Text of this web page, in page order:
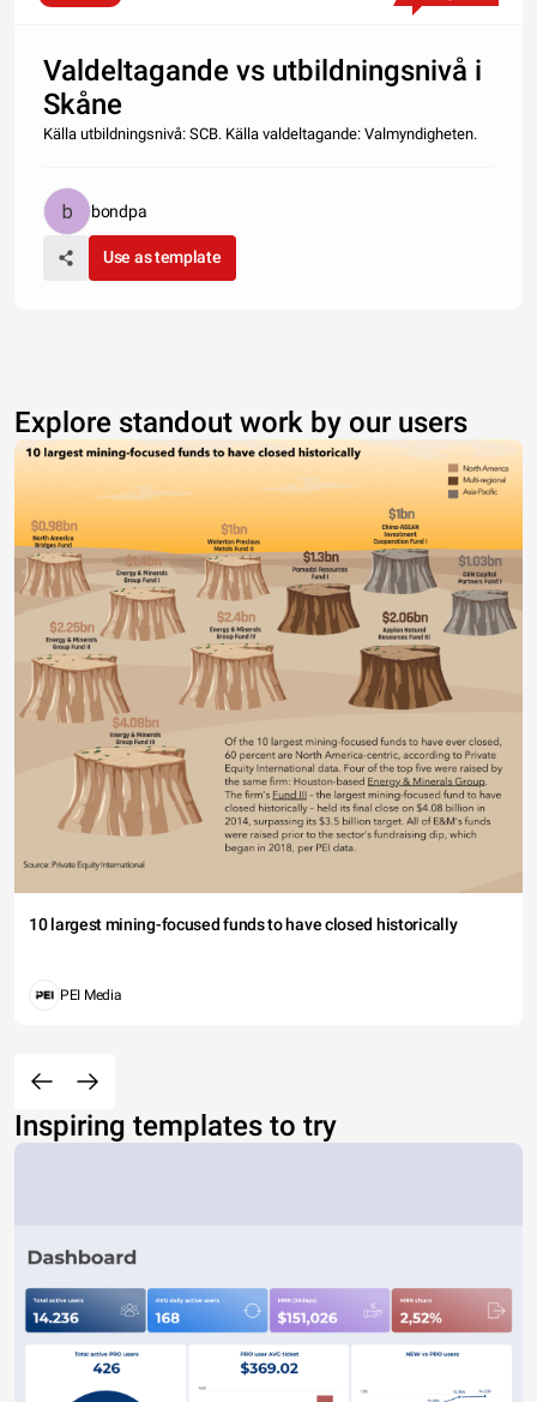
Valdeltagande vs utbildningsnivå i
Skåne
Källa utbildningsnivå: SCB. Källa valdeltagande: Valmyndigheten.
bondpa
Use as template
Explore standout work by our users
10 largest mining-focused funds to have closed historically
PEI Media
Inspiring templates to try